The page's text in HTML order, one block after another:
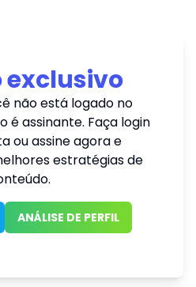
exclusivo
não está logado no
é assinante. Faça login
ou assine agora e
estratégias de
ANÁLISE DE PERFIL